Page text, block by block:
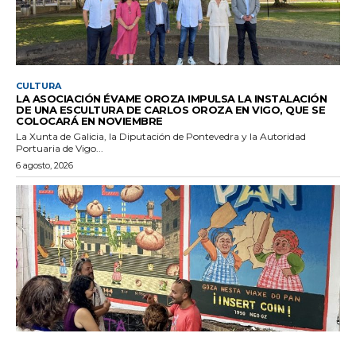
CULTURA
LA ASOCIACIÓN ÉVAME OROZA IMPULSA LA INSTALACIÓN
DE UNA ESCULTURA DE CARLOS OROZA EN VIGO, QUE SE
COLOCARÁ EN NOVIEMBRE
La Xunta de Galicia, la Diputación de Pontevedra y la Autoridad
Portuaria de Vigo...
6 agosto, 2026